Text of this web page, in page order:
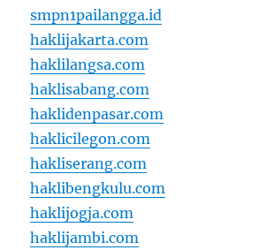
smpn1pailangga.id
haklijakarta.com
haklilangsa.com
haklisabang.com
haklidenpasar.com
haklicilegon.com
hakliserang.com
haklibengkulu.com
haklijogja.com
haklijambi.com